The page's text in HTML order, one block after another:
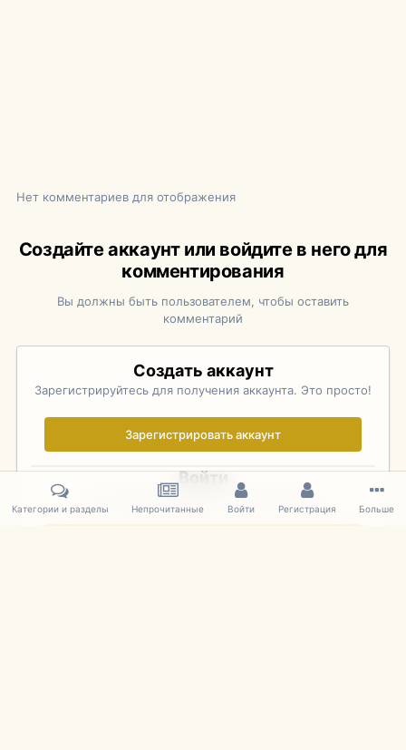
Нет комментариев для отображения
Создайте аккаунт или войдите в него для
комментирования
Вы должны быть пользователем, чтобы оставить
комментарий
Создать аккаунт
Зарегистрируйтесь для получения аккаунта. Это просто!
Зарегистрировать аккаунт
Войти
Уже зарегистрированы? Войдите здесь.
Категории и разделы Непрочитанные Войти Регистрация Больше